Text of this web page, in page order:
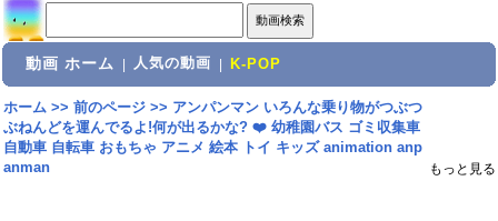
動画 ホーム 人気の動画 K-POP
ホーム>> 前のページ>> アンパンマン いろんな乗り物がつぶつ
ぶねんどを運んでるよ!何が出るかな? ❤️ 幼稚園バス ゴミ収集車
自動車 自転車 おもちゃ アニメ 絵本 トイ キッズ animation anp
anman
もっと見る